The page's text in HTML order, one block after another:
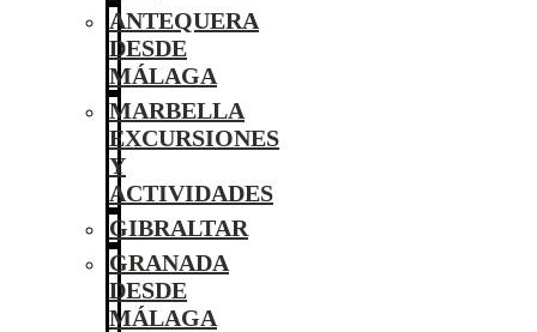
ANTEQUERA
DESDE
MÁLAGA
MARBELLA
EXCURSIONES
Y
ACTIVIDADES
GIBRALTAR
GRANADA
DESDE
MÁLAGA